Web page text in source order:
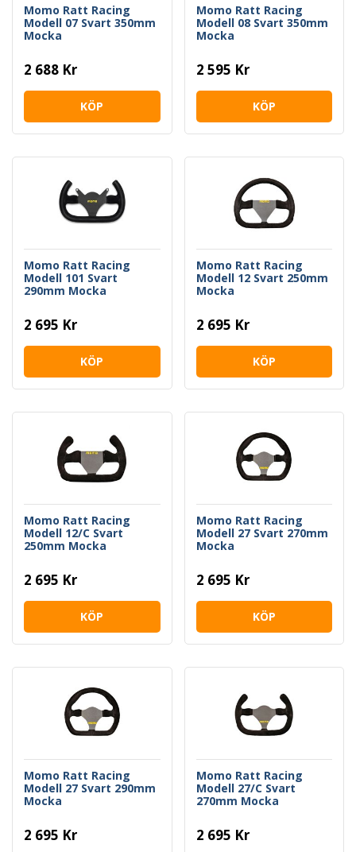
Momo Ratt Racing
Modell 07 Svart 350mm
Mocka
2 688 Kr
KÖP
Momo Ratt Racing
Modell 08 Svart 350mm
Mocka
2 595 Kr
KÖP
Momo Ratt Racing
Modell 101 Svart
290mm Mocka
2 695 Kr
KÖP
Momo Ratt Racing
Modell 12 Svart 250mm
Mocka
2 695 Kr
KÖP
Momo Ratt Racing
Modell 12/C Svart
250mm Mocka
2 695 Kr
KÖP
Momo Ratt Racing
Modell 27 Svart 270mm
Mocka
2 695 Kr
KÖP
Momo Ratt Racing
Modell 27 Svart 290mm
Mocka
2 695 Kr
Momo Ratt Racing
Modell 27/C Svart
270mm Mocka
2 695 Kr